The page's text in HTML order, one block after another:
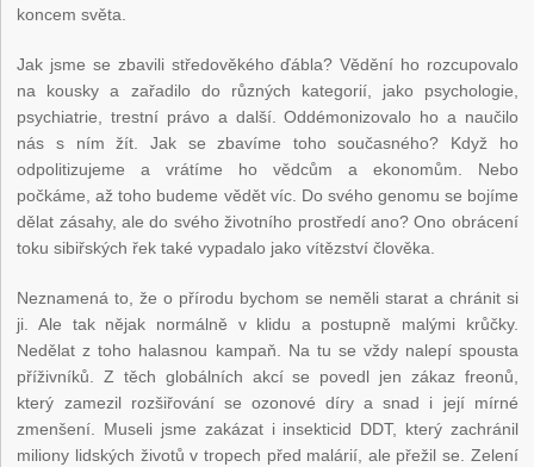
koncem světa.
Jak jsme se zbavili středověkého ďábla? Vědění ho rozcupovalo
na kousky a zařadilo do různých kategorií, jako psychologie,
psychiatrie, trestní právo a další. Oddémonizovalo ho a naučilo
nás s ním žít. Jak se zbavíme toho současného? Když ho
odpolitizujeme a vrátíme ho vědcům a ekonomům. Nebo
počkáme, až toho budeme vědět víc. Do svého genomu se bojíme
dělat zásahy, ale do svého životního prostředí ano? Ono obrácení
toku sibiřských řek také vypadalo jako vítězství člověka.
Neznamená to, že o přírodu bychom se neměli starat a chránit si
ji. Ale tak nějak normálně v klidu a postupně malými krůčky.
Nedělat z toho halasnou kampaň. Na tu se vždy nalepí spousta
příživníků. Z těch globálních akcí se povedl jen zákaz freonů,
který zamezil rozšiřování se ozonové díry a snad i její mírné
zmenšení. Museli jsme zakázat i insekticid DDT, který zachránil
miliony lidských životů v tropech před malárií, ale přežil se. Zelení